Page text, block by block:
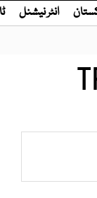
انٹر نیشنل